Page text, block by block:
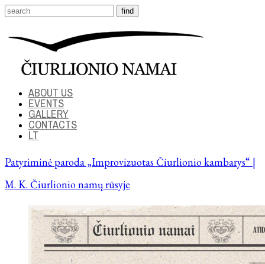
ABOUT US
EVENTS
GALLERY
CONTACTS
LT
Patyriminė paroda „Improvizuotas Čiurlionio kambarys“ |
M. K. Čiurlionio namų rūsyje